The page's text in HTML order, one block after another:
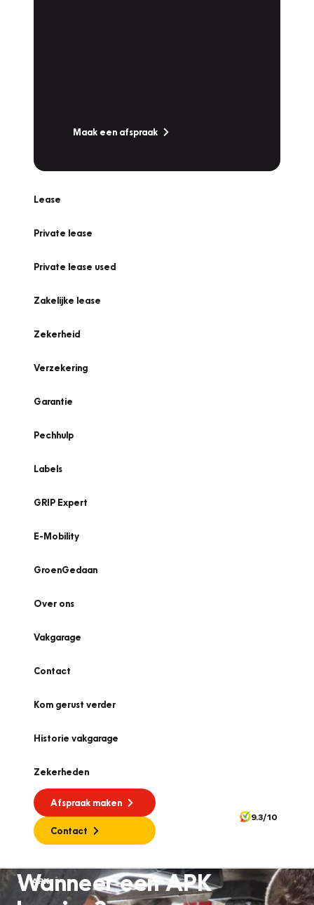
Maak een afspraak
Lease
Private lease
Private lease used
Zakelijke lease
Zekerheid
Verzekering
Garantie
Pechhulp
Labels
GRIP Expert
E-Mobility
GroenGedaan
Over ons
Vakgarage
Contact
Kom gerust verder
Historie vakgarage
Zekerheden
Afspraak maken
Contact
9.3/10
APK
Wanneer een APK